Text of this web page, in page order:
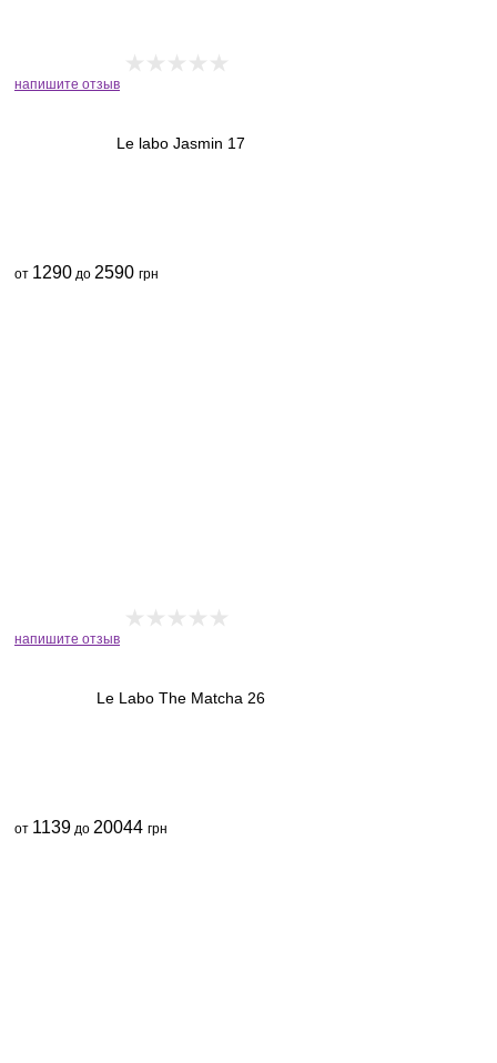
напишите отзыв
Le labo Jasmin 17
от 1290 до 2590 грн
напишите отзыв
Le Labo The Matcha 26
от 1139 до 20044 грн